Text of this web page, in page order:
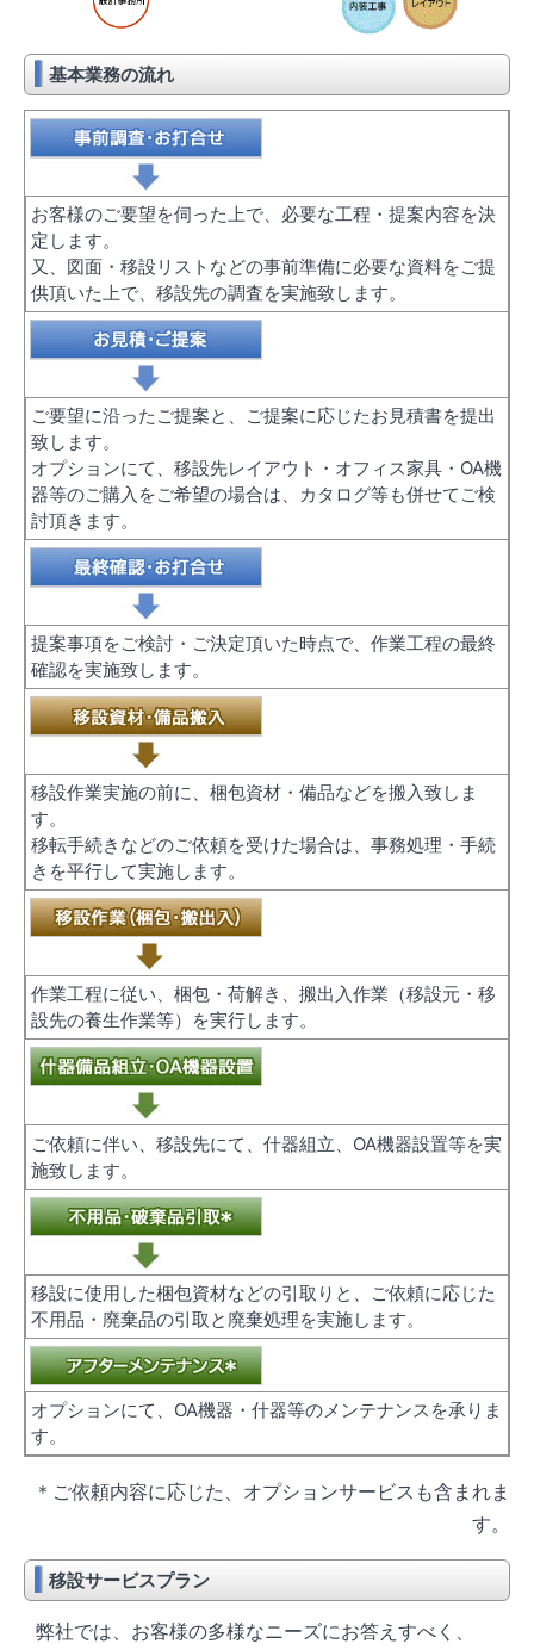
基本業務の流れ
お客様のご要望を伺った上で、必要な工程・提案内容を決
定します。
又、図面・移設リストなどの事前準備に必要な資料をご提
供頂いた上で、移設先の調査を実施致します。
ご要望に沿ったご提案と、ご提案に応じたお見積書を提出
致します。
オプションにて、移設先レイアウト・オフィス家具・OA機
器等のご購入をご希望の場合は、カタログ等も併せてご検
討頂きます。
提案事項をご検討・ご決定頂いた時点で、作業工程の最終
確認を実施致します。
移設作業実施の前に、梱包資材・備品などを搬入致しま
す。
移転手続きなどのご依頼を受けた場合は、事務処理・手続
きを平行して実施します。
作業工程に従い、梱包・荷解き、搬出入作業（移設元・移
設先の養生作業等）を実行します。
ご依頼に伴い、移設先にて、什器組立、OA機器設置等を実
施致します。
移設に使用した梱包資材などの引取りと、ご依頼に応じた
不用品・廃棄品の引取と廃棄処理を実施します。
オプションにて、OA機器・什器等のメンテナンスを承りま
す。
＊ご依頼内容に応じた、オプションサービスも含まれま
す。
移設サービスプラン
弊社では、お客様の多様なニーズにお答えすべく、